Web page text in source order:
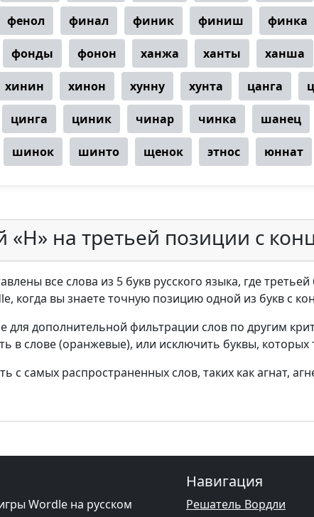
фенол финал финик финиш финка
фонды фонон ханжа ханты ханша
хинин хинон хунну хунта цанга
цинга циник чинар чинка шанец
шинок шинто щенок этнос юннат
«Н» на третьей позиции с
все слова из 5 букв русского языка, где
когда вы знаете точную позицию одной из букв с
для дополнительной фильтрации слов по другим
в слове (оранжевые), или исключить буквы, которых
с самых распространенных слов, таких как агнат,
Wordle на русском
Навигация
Решатель Вордли